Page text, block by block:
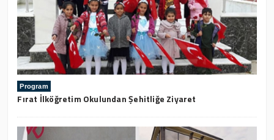
Program
Fırat İlköğretim Okulundan Şehitliğe Ziyaret